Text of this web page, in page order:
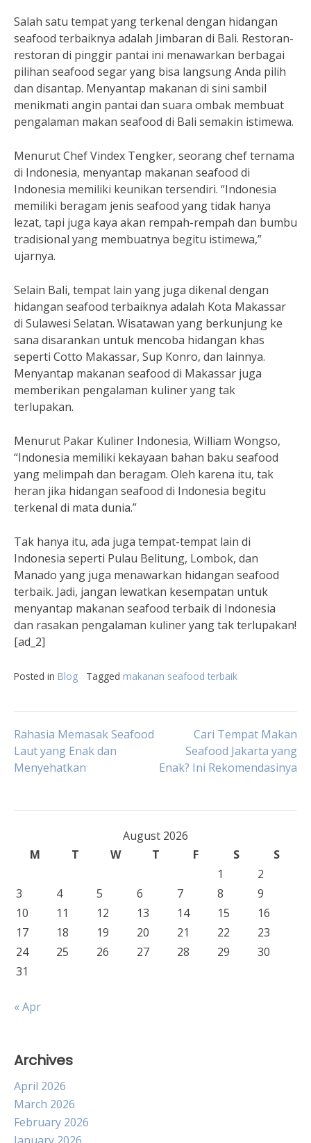
Salah satu tempat yang terkenal dengan hidangan
seafood terbaiknya adalah Jimbaran di Bali. Restoran-
restoran di pinggir pantai ini menawarkan berbagai
pilihan seafood segar yang bisa langsung Anda pilih
dan disantap. Menyantap makanan di sini sambil
menikmati angin pantai dan suara ombak membuat
pengalaman makan seafood di Bali semakin istimewa.
Menurut Chef Vindex Tengker, seorang chef ternama
di Indonesia, menyantap makanan seafood di
Indonesia memiliki keunikan tersendiri. “Indonesia
memiliki beragam jenis seafood yang tidak hanya
lezat, tapi juga kaya akan rempah-rempah dan bumbu
tradisional yang membuatnya begitu istimewa,”
ujarnya.
Selain Bali, tempat lain yang juga dikenal dengan
hidangan seafood terbaiknya adalah Kota Makassar
di Sulawesi Selatan. Wisatawan yang berkunjung ke
sana disarankan untuk mencoba hidangan khas
seperti Cotto Makassar, Sup Konro, dan lainnya.
Menyantap makanan seafood di Makassar juga
memberikan pengalaman kuliner yang tak
terlupakan.
Menurut Pakar Kuliner Indonesia, William Wongso,
“Indonesia memiliki kekayaan bahan baku seafood
yang melimpah dan beragam. Oleh karena itu, tak
heran jika hidangan seafood di Indonesia begitu
terkenal di mata dunia.”
Tak hanya itu, ada juga tempat-tempat lain di
Indonesia seperti Pulau Belitung, Lombok, dan
Manado yang juga menawarkan hidangan seafood
terbaik. Jadi, jangan lewatkan kesempatan untuk
menyantap makanan seafood terbaik di Indonesia
dan rasakan pengalaman kuliner yang tak terlupakan!
[ad_2]
Posted in Blog Tagged makanan seafood terbaik
Post
navigation
Rahasia Memasak Seafood
Laut yang Enak dan
Menyehatkan
Cari Tempat Makan
Seafood Jakarta yang
Enak? Ini Rekomendasinya
August 2026
M
T W T F S
S
1
2
3
4 5 6 7 8
9
10
11 12 13 14 15
16
17
18 19 20 21 22
23
24
25 26 27 28 29
30
31
« Apr
Archives
April 2026
March 2026
February 2026